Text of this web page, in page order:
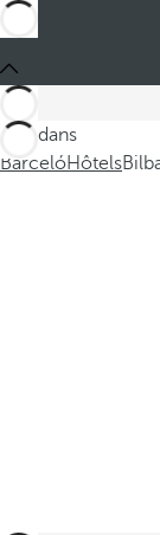
Ces dans
BarcelóHôtels